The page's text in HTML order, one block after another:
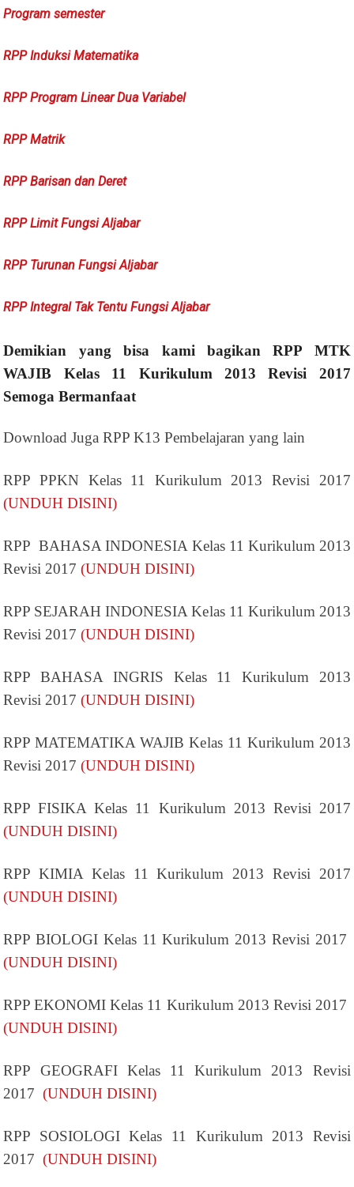
Program semester
RPP Induksi Matematika
RPP Program Linear Dua Variabel
RPP Matrik
RPP Barisan dan Deret
RPP Limit Fungsi Aljabar
RPP Turunan Fungsi Aljabar
RPP Integral Tak Tentu Fungsi Aljabar
Demikian yang bisa kami bagikan RPP MTK
WAJIB Kelas 11 Kurikulum 2013 Revisi 2017
Semoga Bermanfaat
Download Juga RPP K13 Pembelajaran yang lain
RPP PPKN Kelas 11 Kurikulum 2013 Revisi 2017
(UNDUH DISINI)
RPP BAHASA INDONESIA Kelas 11 Kurikulum 2013
Revisi 2017(UNDUH DISINI)
RPP SEJARAH INDONESIA Kelas 11 Kurikulum 2013
Revisi 2017 (UNDUH DISINI)
RPP BAHASA INGRIS Kelas 11 Kurikulum 2013
Revisi 2017(UNDUH DISINI)
RPP MATEMATIKA WAJIB Kelas 11 Kurikulum 2013
Revisi 2017(UNDUH DISINI)
RPP FISIKA Kelas 11 Kurikulum 2013 Revisi 2017
(UNDUH DISINI)
RPP KIMIA Kelas 11 Kurikulum 2013 Revisi 2017
(UNDUH DISINI)
RPP BIOLOGI Kelas 11 Kurikulum 2013 Revisi 2017
(UNDUH DISINI)
RPP EKONOMI Kelas 11 Kurikulum 2013 Revisi 2017
(UNDUH DISINI)
RPP GEOGRAFI Kelas 11 Kurikulum 2013 Revisi
2017(UNDUH DISINI)
RPP SOSIOLOGI Kelas 11 Kurikulum 2013 Revisi
2017(UNDUH DISINI)